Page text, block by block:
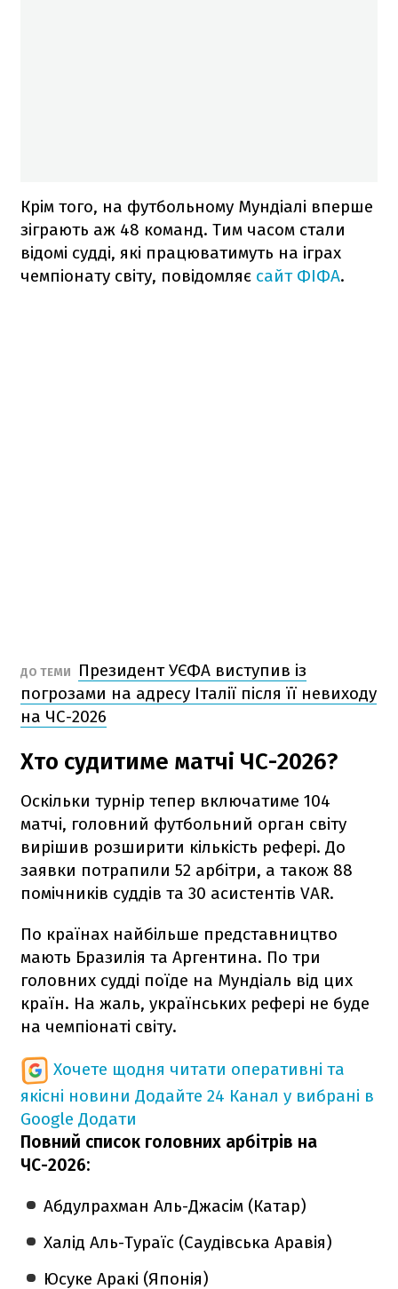
Крім того, на футбольному Мундіалі вперше
зіграють аж 48 команд. Тим часом стали
відомі судді, які працюватимуть на іграх
чемпіонату світу, повідомляє сайт ФІФА.
ДО ТЕМИ
Президент УЄФА виступив із
погрозами на адресу Італії після її невиходу
на ЧС-2026
Хто судитиме матчі ЧС-2026?
Оскільки турнір тепер включатиме 104
матчі, головний футбольний орган світу
вирішив розширити кількість рефері. До
заявки потрапили 52 арбітри, а також 88
помічників суддів та 30 асистентів VAR.
По країнах найбільше представництво
мають Бразилія та Аргентина. По три
головних судді поїде на Мундіаль від цих
країн. На жаль, українських рефері не буде
на чемпіонаті світу.
Хочете щодня читати оперативні та
якісні новини Додайте 24 Канал у вибрані в
Google Додати
Повний список головних арбітрів на
ЧС-2026:
Абдулрахман Аль-Джасім (Катар)
Халід Аль-Тураїс (Саудівська Аравія)
Юсуке Аракі (Японія)